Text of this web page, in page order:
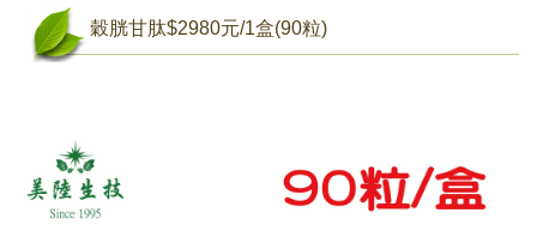
穀胱甘肽$2980元/1盒(90粒)